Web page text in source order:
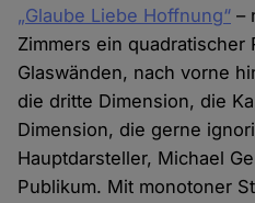
„Glaube Liebe Hoffnung“ –
Zimmers ein quadratischer
Glaswänden, nach vorne
die dritte Dimension, die
Dimension, die gerne
Hauptdarsteller, Michael
Publikum. Mit monotoner